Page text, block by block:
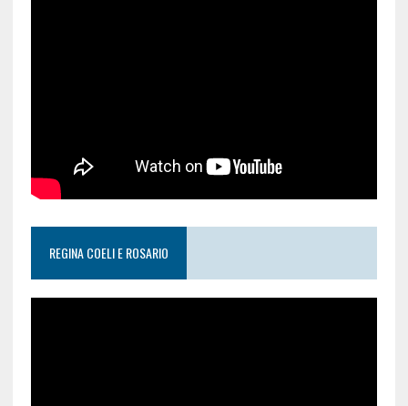
REGINA COELI E ROSARIO